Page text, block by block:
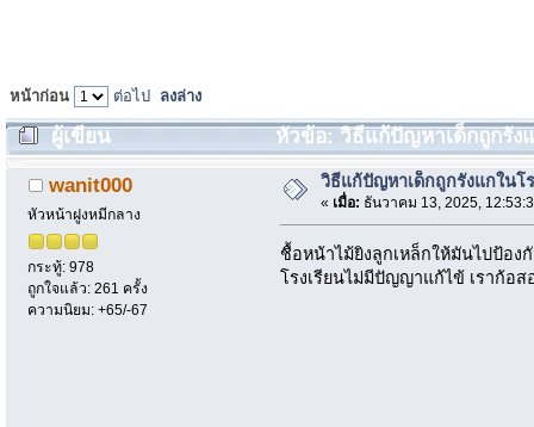
หน้าก่อน ต่อไป ลงล่าง
ผู้เขียน หัวข้อ: วิธีแก้ปัญหาเด็กถูกรัง
wanit000
หัวหน้าฝูงหมีกลาง
กระทู้: 978
ถูกใจแล้ว: 261 ครั้ง
ความนิยม: +65/-67
วิธีแก้ปัญหาเด็กถูกรังแกในโร
« เมื่อ: ธันวาคม 13, 2025,
ชื้อหน้าไม้ยิงลูกเหล็กให้มันไปป้อง
โรงเรียนไม่มีปัญญาแก้ไข้ เราก้อส